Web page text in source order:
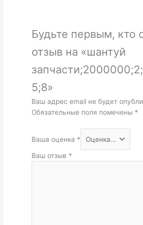
Будьте первым, кто
отзыв на «шантуй
5;8»
Ваш адрес email не будет
Обязательные поля помечены *
Ваша оценка *
Ваш отзыв *